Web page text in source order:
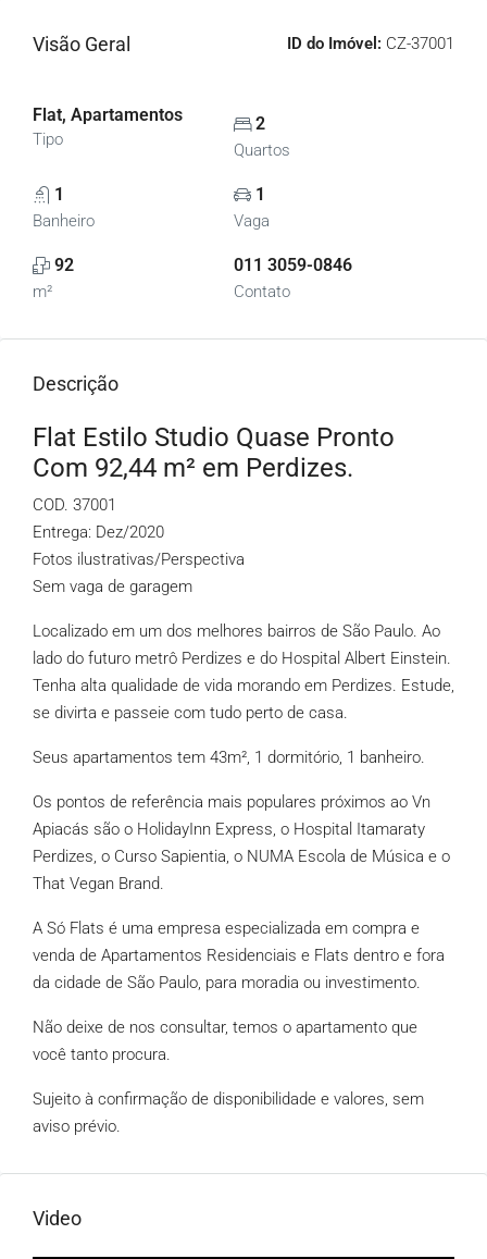
Visão Geral ID do Imóvel: CZ-37001
Flat, Apartamentos
Tipo
2
Quartos
1
Banheiro
1
Vaga
92
m²
011 3059-0846
Contato
Descrição
Flat Estilo Studio Quase Pronto
Com 92,44 m² em Perdizes.
COD. 37001
Entrega: Dez/2020
Fotos ilustrativas/Perspectiva
Sem vaga de garagem
Localizado em um dos melhores bairros de São Paulo. Ao
lado do futuro metrô Perdizes e do Hospital Albert Einstein.
Tenha alta qualidade de vida morando em Perdizes. Estude,
se divirta e passeie com tudo perto de casa.
Seus apartamentos tem 43m², 1 dormitório, 1 banheiro.
Os pontos de referência mais populares próximos ao Vn
Apiacás são o HolidayInn Express, o Hospital Itamaraty
Perdizes, o Curso Sapientia, o NUMA Escola de Música e o
That Vegan Brand.
A Só Flats é uma empresa especializada em compra e
venda de Apartamentos Residenciais e Flats dentro e fora
da cidade de São Paulo, para moradia ou investimento.
Não deixe de nos consultar, temos o apartamento que
você tanto procura.
Sujeito à confirmação de disponibilidade e valores, sem
aviso prévio.
Video